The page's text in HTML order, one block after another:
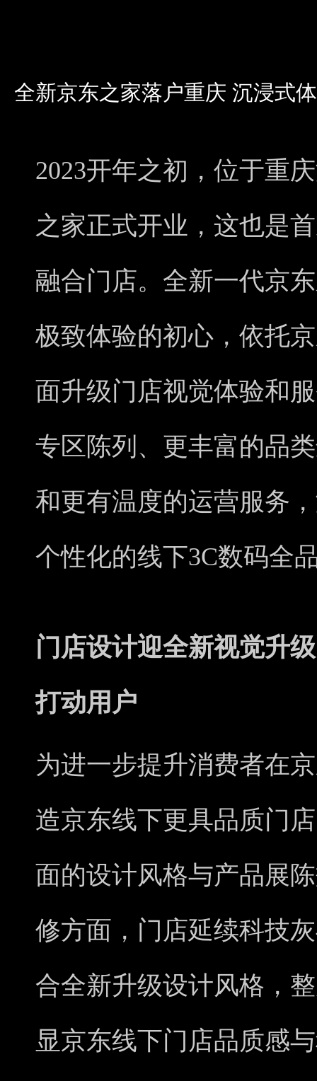
全新京东之家落户重庆 沉浸式
2023开年之初，位于重
之家正式开业，这也是
融合门店。全新一代京
极致体验的初心，依托
面升级门店视觉体验和
专区陈列、更丰富的品
和更有温度的运营服务
个性化的线下3C数码全
门店设计迎全新视觉升
打动用户
为进一步提升消费者在
造京东线下更具品质门
面的设计风格与产品展
修方面，门店延续科技
合全新升级设计风格，
显京东线下门店品质感